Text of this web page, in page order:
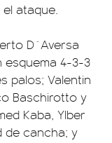
ataque.
D´Aversa
esquema 4-3-3
palos; Valentin
Baschirotto y
Kaba, Ylber
de cancha; y